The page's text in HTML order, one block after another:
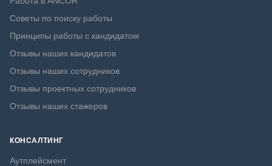
Советы по поиску работы
Принципы работы с кандидатом
Отзывы наших кандидатов
Отзывы наших сотрудников
Отзывы проектных сотрудников
Отзывы наших стажеров
КОНСАЛТИНГ
Аутплейсмент